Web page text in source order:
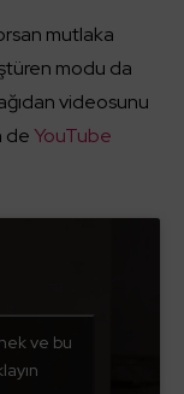
mutlaka
modu da
videosunu
de YouTube
ve bu